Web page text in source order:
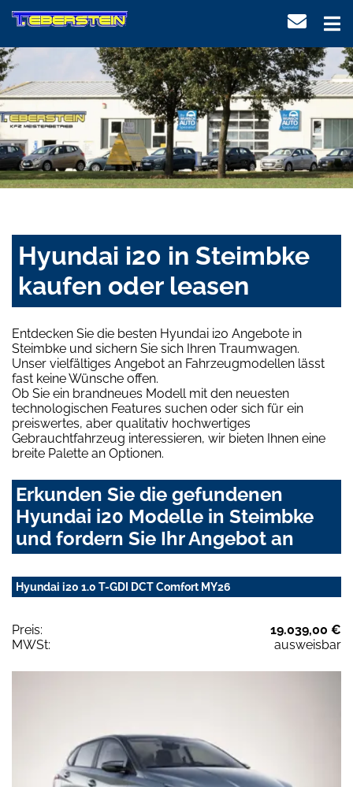
Hyundai i20 in Steimbke
kaufen oder leasen
Entdecken Sie die besten Hyundai i20 Angebote in
Steimbke und sichern Sie sich Ihren Traumwagen.
Unser vielfältiges Angebot an Fahrzeugmodellen lässt
fast keine Wünsche offen.
Ob Sie ein brandneues Modell mit den neuesten
technologischen Features suchen oder sich für ein
preiswertes, aber qualitativ hochwertiges
Gebrauchtfahrzeug interessieren, wir bieten Ihnen eine
breite Palette an Optionen.
Erkunden Sie die gefundenen
Hyundai i20 Modelle in Steimbke
und fordern Sie Ihr Angebot an
Hyundai i20 1.0 T-GDI DCT Comfort MY26
Preis:
19.039,00 €
MWSt:
ausweisbar